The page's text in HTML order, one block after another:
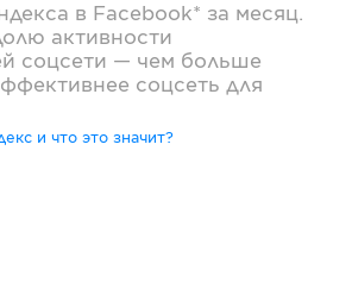
в Facebook* за месяц.
активности
соцсети — чем больше
соцсеть для
и что это значит?